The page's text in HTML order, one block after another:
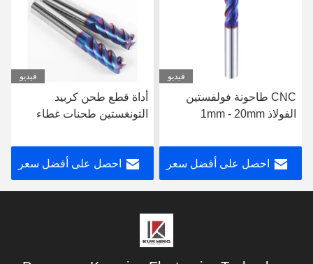
فيديو
أداة قطع طحن كربيد
التونغستين طحنات غطاء
احصل على أفضل سعر
فيديو
قطعة طحن فولفستين
الفولاذ 1mm - 20mm
بالحرارة
احصل على أفضل سعر